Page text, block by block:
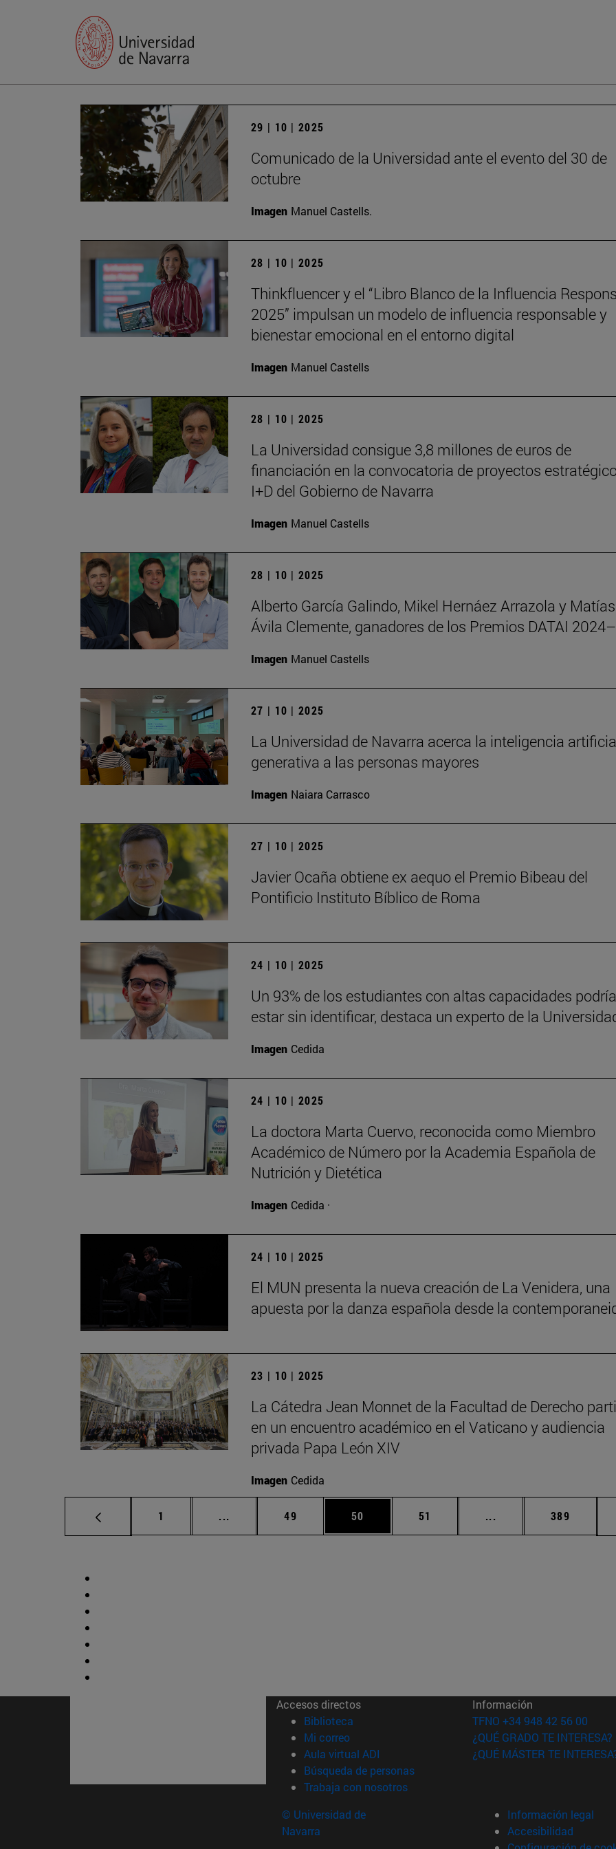
29 | 10 | 2025
Comunicado de la Universidad ante el evento del 30 de
octubre
Imagen Manuel Castells.
28 | 10 | 2025
Thinkfluencer y el “Libro Blanco de la Influencia
2025” impulsan un modelo de influencia responsable y
bienestar emocional en el entorno digital
Imagen Manuel Castells
28 | 10 | 2025
La Universidad consigue 3,8 millones de euros de
financiación en la convocatoria de proyectos
I+D del Gobierno de Navarra
Imagen Manuel Castells
28 | 10 | 2025
Alberto García Galindo, Mikel Hernáez Arrazola y Matías
Ávila Clemente, ganadores de los Premios DATAI
Imagen Manuel Castells
27 | 10 | 2025
La Universidad de Navarra acerca la inteligencia
generativa a las personas mayores
Imagen Naiara Carrasco
27 | 10 | 2025
Javier Ocaña obtiene ex aequo el Premio Bibeau del
Pontificio Instituto Bíblico de Roma
24 | 10 | 2025
Un 93% de los estudiantes con altas capacidades
estar sin identificar, destaca un experto de la
Imagen Cedida
24 | 10 | 2025
La doctora Marta Cuervo, reconocida como Miembro
Académico de Número por la Academia Española de
Nutrición y Dietética
Imagen Cedida ·
24 | 10 | 2025
El MUN presenta la nueva creación de La Venidera, una
apuesta por la danza española desde la
23 | 10 | 2025
La Cátedra Jean Monnet de la Facultad de Derecho
en un encuentro académico en el Vaticano y audiencia
privada Papa León XIV
Imagen Cedida
Página
1 ... Páginas intermedias Use TAB para desplazarse.
Página
49 Página
50 Página
51 ... Páginas intermedias
Página
389
Accesos directos
Biblioteca (abre en nueva ventana)
Mi correo(abre en nueva ventana)
Aula virtual ADI (abre en nueva ventana)
Búsqueda de personas(abre en nueva ventana)
Trabaja con nosotros(abre en nueva ventana)
Información
TFNO +34 948 42 56 00
¿QUÉ GRADO TE INTERESA?
¿QUÉ MÁSTER TE
© Universidad de
Navarra
Información legal
Accesibilidad